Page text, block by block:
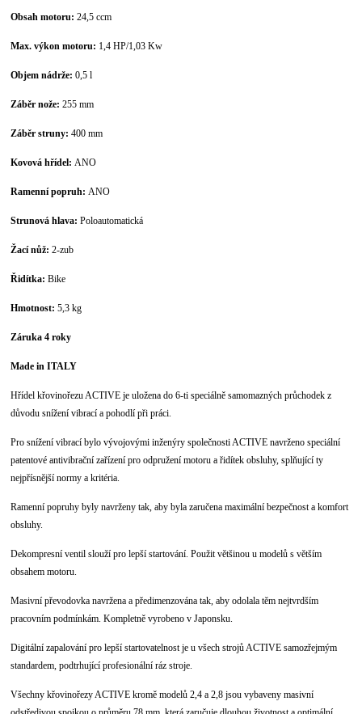
Obsah motoru:24,5 ccm
Max. výkon motoru: 1,4 HP/1,03 Kw
Objem nádrže:0,5 l
Záběr nože:255 mm
Záběr struny:400 mm
Kovová hřídel: ANO
Ramenní popruh: ANO
Strunová hlava:Poloautomatická
Žací nůž:2-zub
Řidítka:Bike
Hmotnost:5,3 kg
Záruka 4 roky
Made in ITALY
Hřídel křovinořezu ACTIVE je uložena do 6-ti speciálně samomazných průchodek z
důvodu snížení vibrací a pohodlí při práci.
Pro snížení vibrací bylo vývojovými inženýry společnosti ACTIVE navrženo speciální
patentové antivibrační zařízení pro odpružení motoru a řidítek obsluhy, splňující ty
nejpřísnější normy a kritéria.
Ramenní popruhy byly navrženy tak, aby byla zaručena maximální bezpečnost a komfort
obsluhy.
Dekompresní ventil slouží pro lepší startování. Použit většinou u modelů s větším
obsahem motoru.
Masivní převodovka navržena a předimenzována tak, aby odolala těm nejtvrdším
pracovním podmínkám. Kompletně vyrobeno v Japonsku.
Digitální zapalování pro lepší startovatelnost je u všech strojů ACTIVE samozřejmým
standardem, podtrhující profesionální ráz stroje.
Všechny křovinořezy ACTIVE kromě modelů 2,4 a 2,8 jsou vybaveny masivní